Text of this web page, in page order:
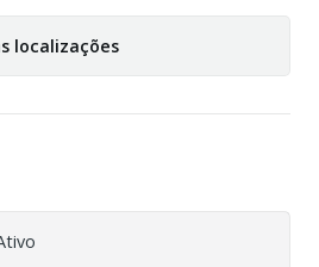
localizações